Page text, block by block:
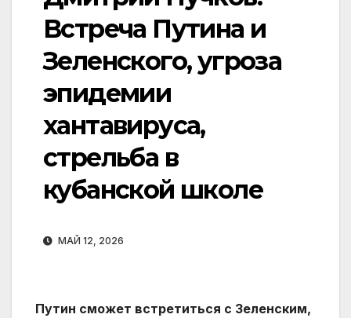
Встреча Путина и
Зеленского, угроза
эпидемии
хантавируса,
стрельба в
кубанской школе
МАЙ 12, 2026
Путин сможет встретиться с Зеленским,